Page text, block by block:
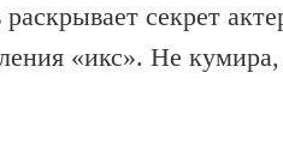
секрет
«икс». Не